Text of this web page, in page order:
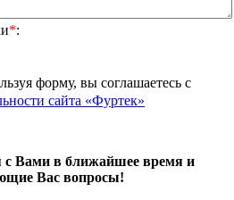
*:
форму, вы соглашаетесь с
сайта «Фуртек»
Вами в ближайшее время и
Вас вопросы!